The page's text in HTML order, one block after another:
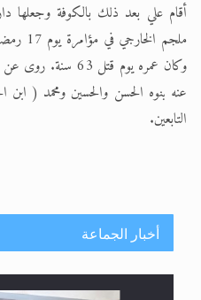
أقام علي بعد ذلك بالكوفة وجعلها
وكان عمره يوم قتل
عنه بنوه الحسن والحسين ومحمد (
التابعين.
أخبار الجماعة